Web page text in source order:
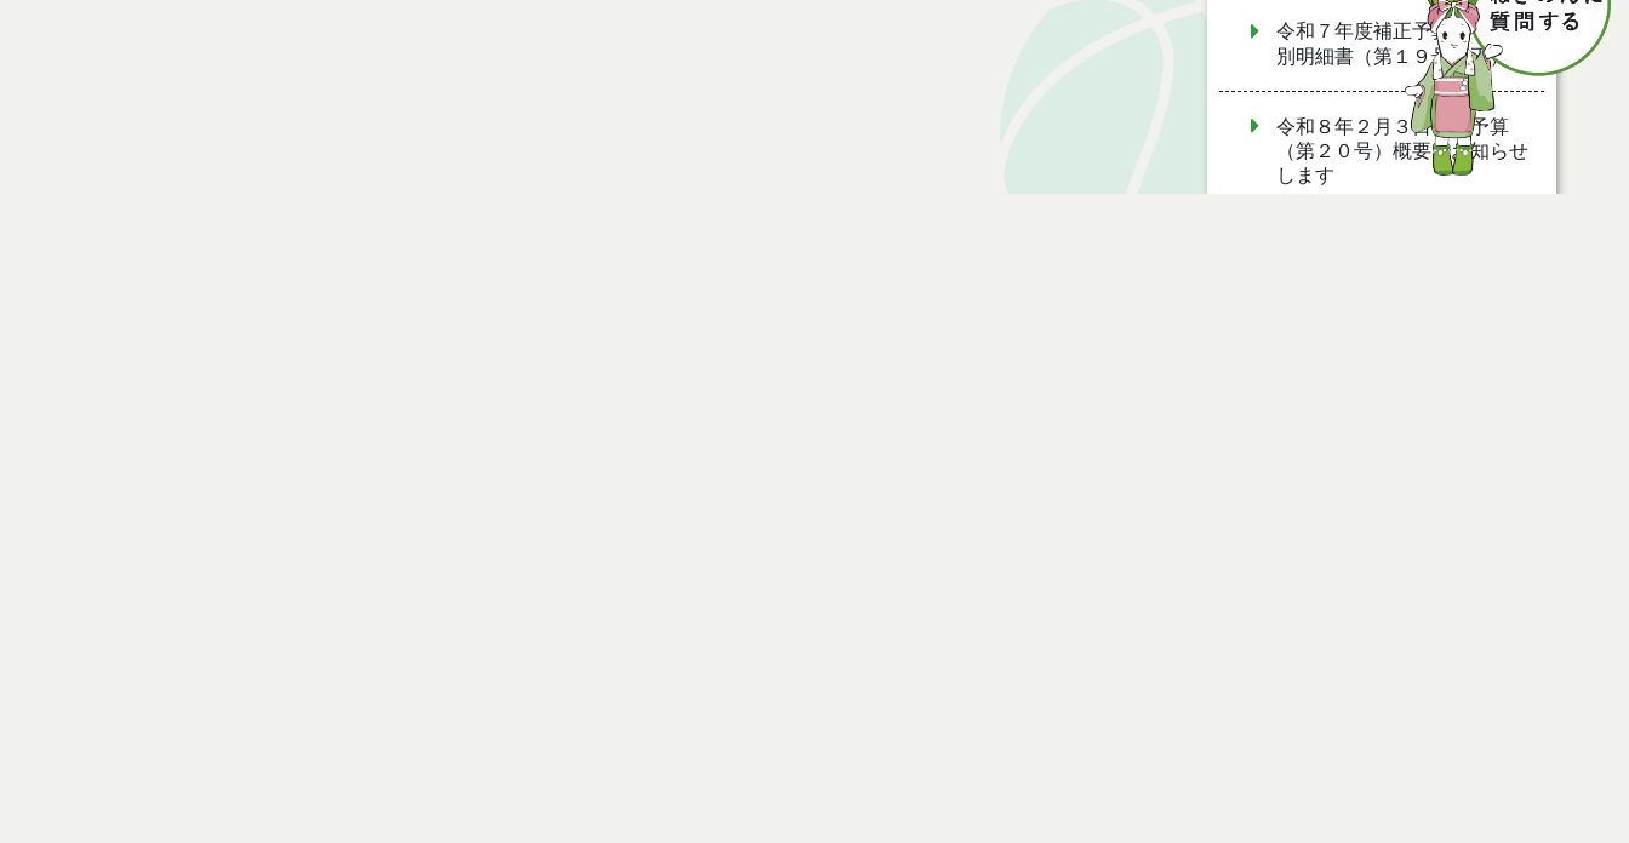
令和７年度補正予算書・事項
別明細書（第１９号補正）
令和８年２月３日専決予算
（第２０号）概要をお知らせ
します